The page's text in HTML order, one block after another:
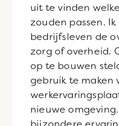
uit te vinden
zouden passen.
bedrijfsleven de
zorg of overheid.
op te bouwen
gebruik te maken
nieuwe
bijzondere